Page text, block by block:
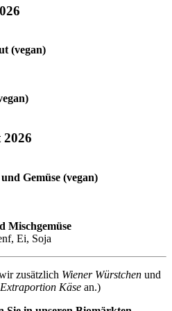
(vegan)
2026
Gemüse (vegan)
Mischgemüse
Ei, Soja
zusätzlich Wiener Würstchen und
Extraportion Käse an.)